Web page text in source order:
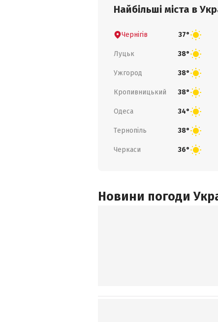
Найбільші міста в
Чернігів 37°
Луцьк 38°
Ужгород 38°
Кропивницький 38°
Одеса 34°
Тернопіль 38°
Черкаси 36°
Новини погоди